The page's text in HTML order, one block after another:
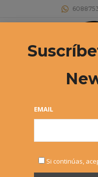
Buscar:
LIGA DE
EMAIL
Si continúas,